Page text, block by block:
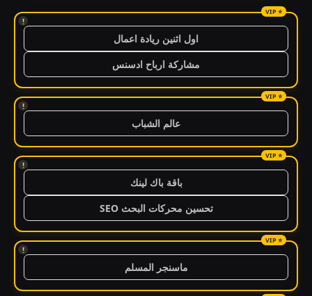
!
اول اثنين ريادة اعمال
مشاركة ارباح ادسنس
!
عالم الشباب
!
باقة باك لينك
تحسين محركات البحث SEO
!
ماسنجر المسلم